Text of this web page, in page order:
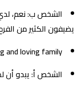
الشخص ب: نعم،
يضيفون الكثير من
and loving family.
الشخص أ: يبدو أن